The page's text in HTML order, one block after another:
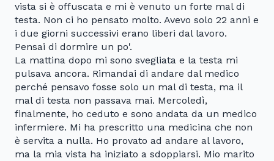
vista si è offuscata e mi è venuto un forte mal di
testa. Non ci ho pensato molto. Avevo solo 22 anni e
i due giorni successivi erano liberi dal lavoro.
Pensai di dormire un po'.
La mattina dopo mi sono svegliata e la testa mi
pulsava ancora. Rimandai di andare dal medico
perché pensavo fosse solo un mal di testa, ma il
mal di testa non passava mai. Mercoledì,
finalmente, ho ceduto e sono andata da un medico
infermiere. Mi ha prescritto una medicina che non
è servita a nulla. Ho provato ad andare al lavoro,
ma la mia vista ha iniziato a sdoppiarsi. Mio marito